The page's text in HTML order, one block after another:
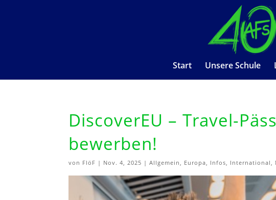
Start Unsere Schule
DiscoverEU – Travel-
bewerben!
von FlöF | Nov. 4, 2025 |Allgemein, Europa, Infos, International,